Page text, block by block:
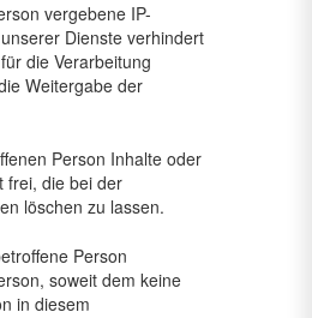
vergebene IP-
Dienste verhindert
die Verarbeitung
Weitergabe der
Person Inhalte oder
frei, die bei der
löschen zu lassen.
Person
soweit dem keine
in diesem